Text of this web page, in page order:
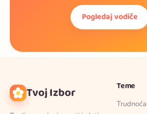
Pogledaj vodiče
Tvoj Izbor Teme
Trudnoća